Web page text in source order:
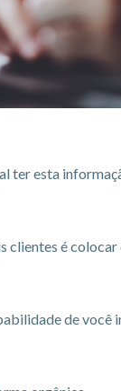
ter esta
clientes é
de você